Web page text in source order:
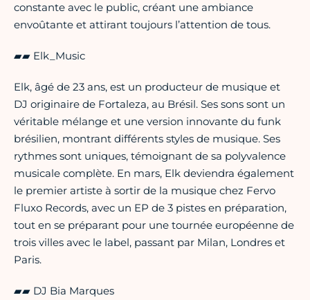
constante avec le public, créant une ambiance
envoûtante et attirant toujours l’attention de tous.
▰▰ Elk_Music
Elk, âgé de 23 ans, est un producteur de musique et
DJ originaire de Fortaleza, au Brésil. Ses sons sont un
véritable mélange et une version innovante du funk
brésilien, montrant différents styles de musique. Ses
rythmes sont uniques, témoignant de sa polyvalence
musicale complète. En mars, Elk deviendra également
le premier artiste à sortir de la musique chez Fervo
Fluxo Records, avec un EP de 3 pistes en préparation,
tout en se préparant pour une tournée européenne de
trois villes avec le label, passant par Milan, Londres et
Paris.
▰▰ DJ Bia Marques